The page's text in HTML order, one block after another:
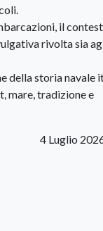
il
rivolta sia
della storia navale
mare, tradizione e
4 Luglio